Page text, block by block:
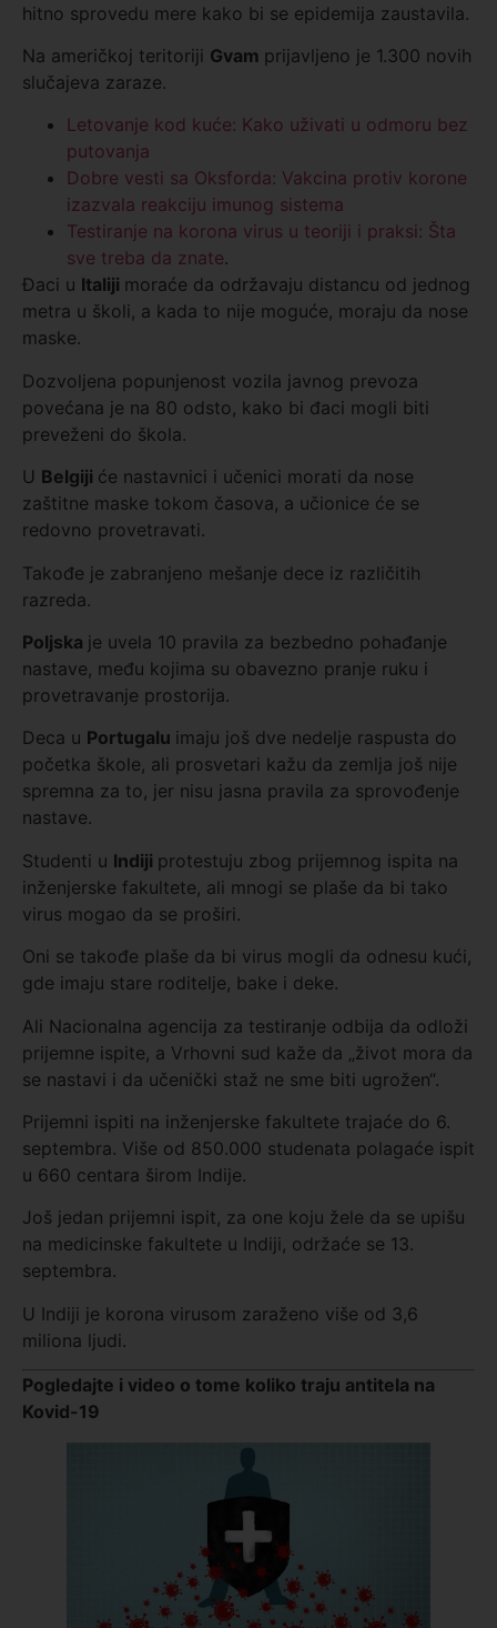
hitno sprovedu mere kako bi se epidemija zaustavila.
Na američkoj teritoriji Gvam prijavljeno je 1.300 novih
slučajeva zaraze.
Letovanje kod kuće: Kako uživati u odmoru bez
putovanja
Dobre vesti sa Oksforda: Vakcina protiv korone
izazvala reakciju imunog sistema
Testiranje na korona virus u teoriji i praksi: Šta
sve treba da znate.
Đaci u Italiji moraće da održavaju distancu od jednog
metra u školi, a kada to nije moguće, moraju da nose
maske.
Dozvoljena popunjenost vozila javnog prevoza
povećana je na 80 odsto, kako bi đaci mogli biti
preveženi do škola.
U Belgiji će nastavnici i učenici morati da nose
zaštitne maske tokom časova, a učionice će se
redovno provetravati.
Takođe je zabranjeno mešanje dece iz različitih
razreda.
Poljska je uvela 10 pravila za bezbedno pohađanje
nastave, među kojima su obavezno pranje ruku i
provetravanje prostorija.
Deca u Portugalu imaju još dve nedelje raspusta do
početka škole, ali prosvetari kažu da zemlja još nije
spremna za to, jer nisu jasna pravila za sprovođenje
nastave.
Studenti u Indiji protestuju zbog prijemnog ispita na
inženjerske fakultete, ali mnogi se plaše da bi tako
virus mogao da se proširi.
Oni se takođe plaše da bi virus mogli da odnesu kući,
gde imaju stare roditelje, bake i deke.
Ali Nacionalna agencija za testiranje odbija da odloži
prijemne ispite, a Vrhovni sud kaže da „život mora da
se nastavi i da učenički staž ne sme biti ugrožen“.
Prijemni ispiti na inženjerske fakultete trajaće do 6.
septembra. Više od 850.000 studenata polagaće ispit
u 660 centara širom Indije.
Još jedan prijemni ispit, za one koju žele da se upišu
na medicinske fakultete u Indiji, održaće se 13.
septembra.
U Indiji je korona virusom zaraženo više od 3,6
miliona ljudi.
Pogledajte i video o tome koliko traju antitela na
Kovid-19